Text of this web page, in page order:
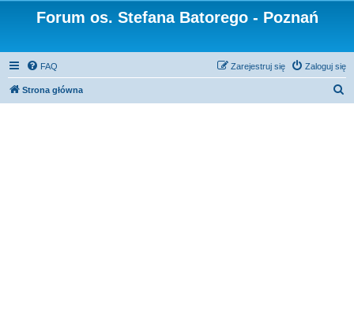
Forum os. Stefana Batorego - Poznań
FAQ Zaloguj się
Zarejestruj się
Strona główna